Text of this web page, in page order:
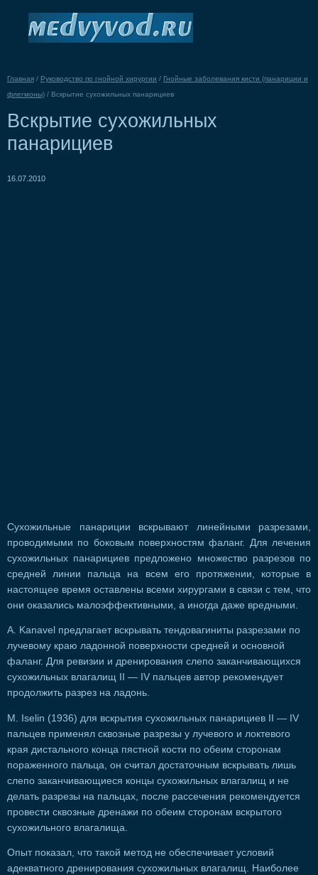
Главная / Руководство по гнойной хирургии / Гнойные заболевания кисти (панариции и
флегмоны) / Вскрытие сухожильных панарициев
Вскрытие сухожильных
панарициев
16.07.2010
Сухожильные панариции вскрывают линейными разрезами,
проводимыми по боковым поверхностям фаланг. Для лечения
сухожильных панарициев предложено множество разрезов по
средней линии пальца на всем его протяжении, которые в
настоящее время оставлены всеми хирургами в связи с тем, что
они оказались малоэффективными, а иногда даже вредными.
A. Kanavel предлагает вскрывать тендовагиниты разрезами по
лучевому краю ладонной поверхности средней и основной
фаланг. Для ревизии и дренирования слепо заканчивающихся
сухожильных влагалищ II — IV пальцев автор рекомендует
продолжить разрез на ладонь.
М. Iselin (1936) для вскрытия сухожильных панарициев II — IV
пальцев применял сквозные разрезы у лучевого и локтевого
края дистального конца пястной кости по обеим сторонам
пораженного пальца, он считал достаточным вскрывать лишь
слепо заканчивающиеся концы сухожильных влагалищ и не
делать разрезы на пальцах, после рассечения рекомендуется
провести сквозные дренажи по обеим сторонам вскрытого
сухожильного влагалища.
Опыт показал, что такой метод не обеспечивает условий
адекватного дренирования сухожильных влагалищ. Наиболее